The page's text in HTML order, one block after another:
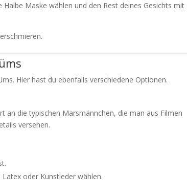
Maske wählen und den Rest deines Gesichts mit
Hier hast du ebenfalls verschiedene Optionen.
an die typischen Marsmännchen, die man aus Filmen
versehen.
oder Kunstleder wählen.